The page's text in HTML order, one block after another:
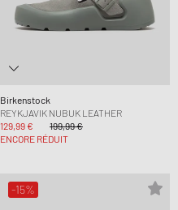
Birkenstock
REYKJAVIK NUBUK LEATHER
129,99 €
199,99 €
ENCORE RÉDUIT
-15%